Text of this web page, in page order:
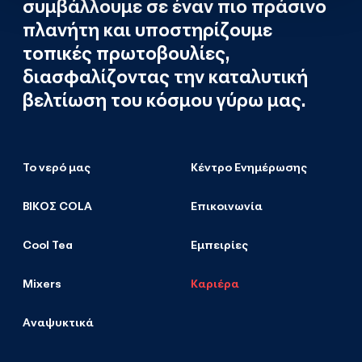
συμβάλλουμε σε έναν πιο πράσινο
πλανήτη και υποστηρίζουμε
τοπικές πρωτοβουλίες,
διασφαλίζοντας την καταλυτική
βελτίωση του κόσμου γύρω μας.
Το νερό μας
ΒΙΚΟΣ COLA
Cool Tea
Mixers
Αναψυκτικά
Κέντρο Ενημέρωσης
Επικοινωνία
Εμπειρίες
Καριέρα